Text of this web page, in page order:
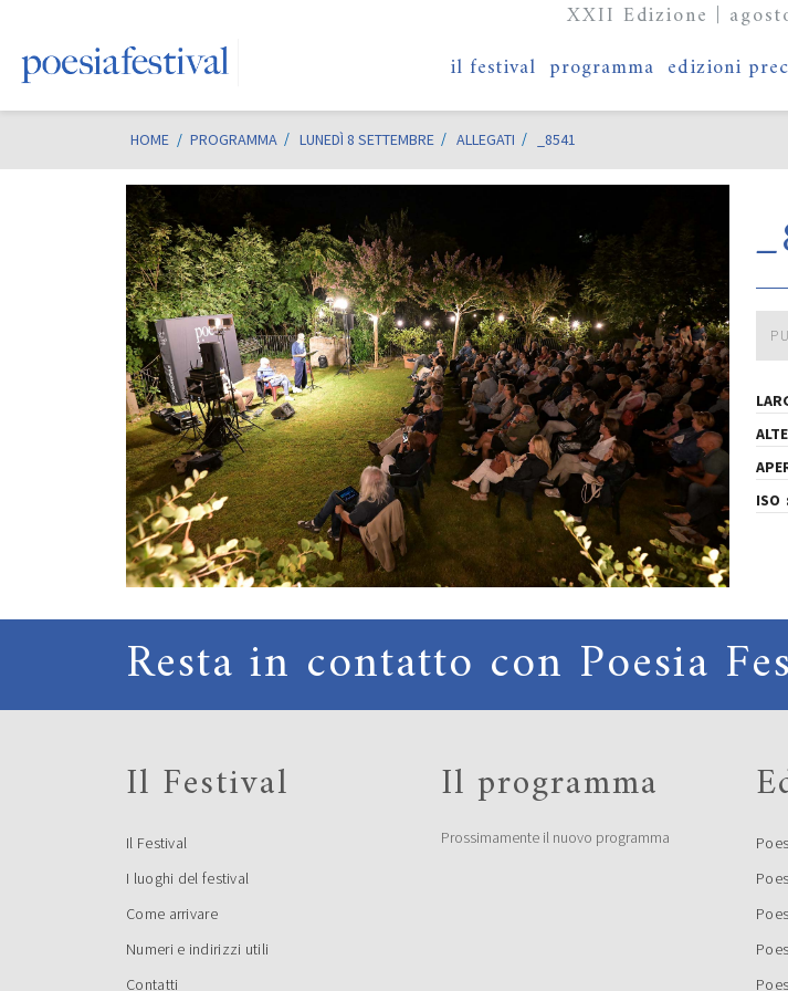
XXII Edizione |
il festival programma edizioni
HOME / PROGRAMMA LUNEDÌ 8 SETTEMBRE ALLEGATI _8541
ISO
Resta in contatto con Poesia
Il Festival
Il Festival
I luoghi del festival
Come arrivare
Numeri e indirizzi utili
Contatti
Il programma
Prossimamente il nuovo programma